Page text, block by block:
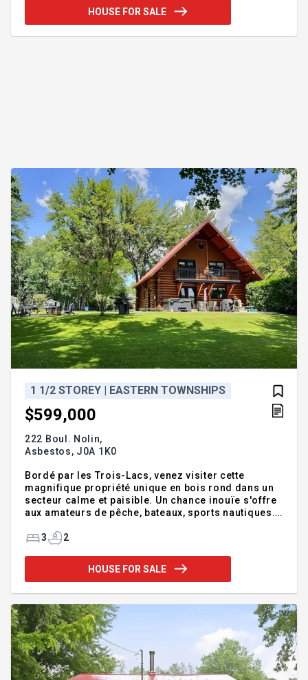
réservoir au propane, effet personnels du locataire.
HOUSE FOR SALE
1 1/2 STOREY | EASTERN TOWNSHIPS
$599,000
222 Boul. Nolin,
Asbestos, J0A 1K0
Bordé par les Trois-Lacs, venez visiter cette
magnifique propriété unique en bois rond dans un
secteur calme et paisible. Un chance inouïe s'offre
aux amateurs de pêche, bateaux, sports nautiques.
ferez des jaloux! Le garage est utilisé pour votre
ping-pong qui font parti des nombreuses
inclusions comme le Spa! Voir en addenda les
nécessaires, une rareté! Actuellement louable pour
8 personnes à la fois,
3 2
HOUSE FOR SALE